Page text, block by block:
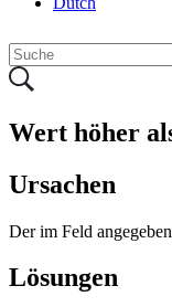
Wert höher
Ursachen
Der im Feld
Lösungen